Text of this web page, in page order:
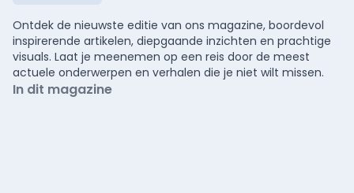
Ontdek de nieuwste editie van ons magazine, boordevol
inspirerende artikelen, diepgaande inzichten en prachtige
visuals. Laat je meenemen op een reis door de meest
actuele onderwerpen en verhalen die je niet wilt missen.
In dit magazine